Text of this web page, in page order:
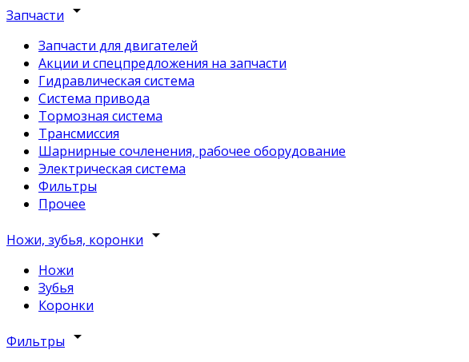
Запчасти arrow_drop_down
Запчасти для двигателей
Акции и спецпредложения на запчасти
Гидравлическая система
Система привода
Тормозная система
Трансмиссия
Шарнирные сочленения, рабочее оборудование
Электрическая система
Фильтры
Прочее
Ножи, зубья, коронки arrow_drop_down
Ножи
Зубья
Коронки
Фильтры arrow_drop_down